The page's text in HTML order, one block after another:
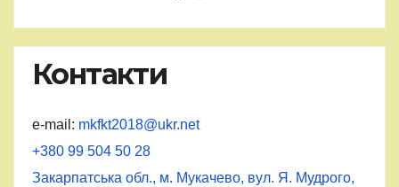
Контакти
e-mail: mkfkt2018@ukr.net
+380 99 504 50 28
Закарпатська обл., м. Мукачево, вул. Я. Мудрого,